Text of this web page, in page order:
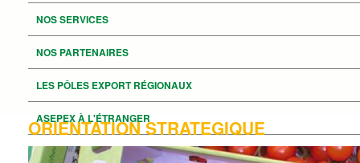
NOS SERVICES
NOS PARTENAIRES
LES PÔLES EXPORT RÉGIONAUX
ASEPEX À L'ÉTRANGER
NOUS CONTACTER
ORIENTATION STRATEGIQUE